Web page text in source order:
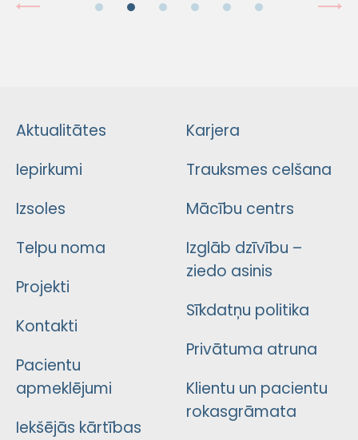
Aktualitātes
Iepirkumi
Izsoles
Telpu noma
Projekti
Kontakti
Pacientu
apmeklējumi
Iekšējās kārtības
Karjera
Trauksmes celšana
Mācību centrs
Izglāb dzīvību –
ziedo asinis
Sīkdatņu politika
Privātuma atruna
Klientu un pacientu
rokasgrāmata